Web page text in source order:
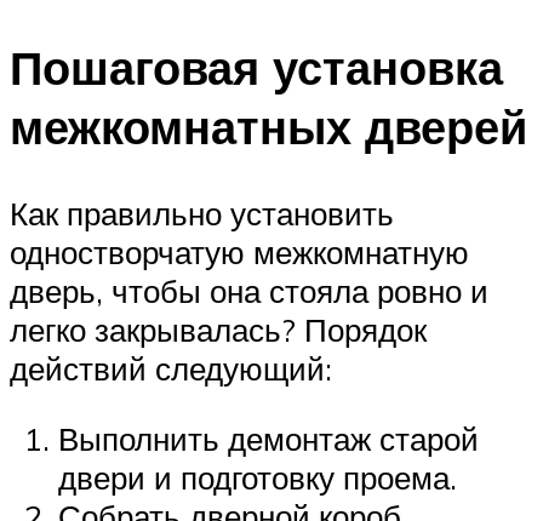
Пошаговая установка
межкомнатных дверей
Как правильно установить
одностворчатую межкомнатную
дверь, чтобы она стояла ровно и
легко закрывалась? Порядок
действий следующий:
Выполнить демонтаж старой
двери и подготовку проема.